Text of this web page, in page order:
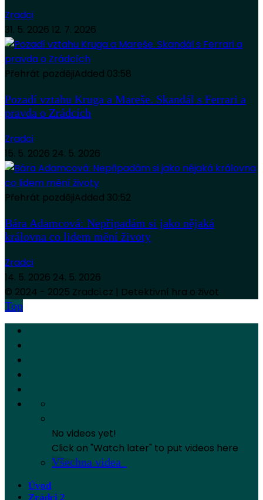
Zradci
31. 5. 2026 12. 7. 2026
Přehrát pozdějiAdded 03:58
Pozadí vztahu Kruga a Mareše. Skandál s Ferrari a
pravda o Zrádcích
Zradci
15. 5. 2026 24. 5. 2026
Přehrát pozdějiAdded 30:52
Bára Adamcová: Nepřipadám si jako nějaká
královna co lidem mění životy
Zradci
14. 5. 2026 24. 5. 2026
© 2024 - 2025 Zradci.cz | Detektivní hra o život
Top
No videos yet!
Click on "Watch later" to put videos here
Všechna videa
Úvod
Zrádci 2